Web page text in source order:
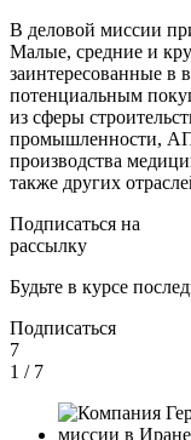
В деловой миссии
Малые, средние и
заинтересованные в
потенциальным
из сферы
промышленности,
производства
также других
Подписаться на
рассылку
Будьте в курсе
Подписаться
7
1 / 7